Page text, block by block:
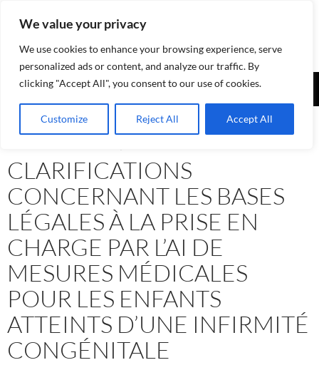
We value your privacy
We use cookies to enhance your browsing experience, serve
personalized ads or content, and analyze our traffic. By
clicking "Accept All", you consent to our use of cookies.
Customize Reject All Accept All
Assurances-sociales.info
Recherche
CLARIFICATIONS
CONCERNANT LES BASES
LÉGALES À LA PRISE EN
CHARGE PAR L’AI DE
MESURES MÉDICALES
POUR LES ENFANTS
ATTEINTS D’UNE INFIRMITÉ
CONGÉNITALE